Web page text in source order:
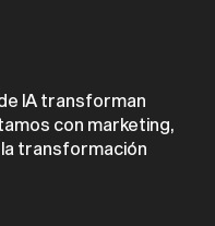
IA transforman
con marketing,
transformación